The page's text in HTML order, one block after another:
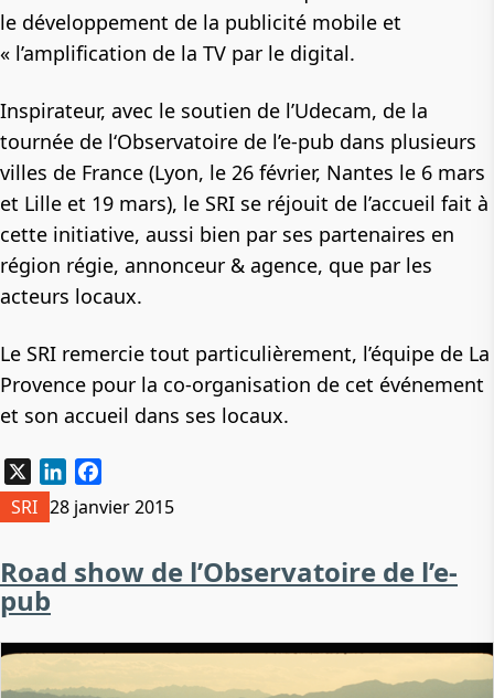
le développement de la publicité mobile et
« l’amplification de la TV par le digital.
Inspirateur, avec le soutien de l’Udecam, de la
tournée de l‘Observatoire de l’e-pub dans plusieurs
villes de France (Lyon, le 26 février, Nantes le 6 mars
et Lille et 19 mars), le SRI se réjouit de l’accueil fait à
cette initiative, aussi bien par ses partenaires en
région régie, annonceur & agence, que par les
acteurs locaux.
Le SRI remercie tout particulièrement, l’équipe de La
Provence pour la co-organisation de cet événement
et son accueil dans ses locaux.
LinkedIn
SRI 28 janvier 2015
Road show de l’Observatoire de l’e-
pub